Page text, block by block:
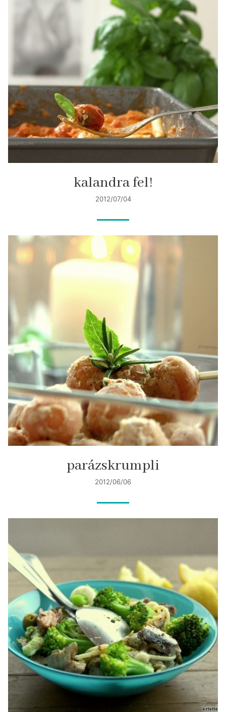
kalandra fel!
2012/07/04
parázskrumpli
2012/06/06